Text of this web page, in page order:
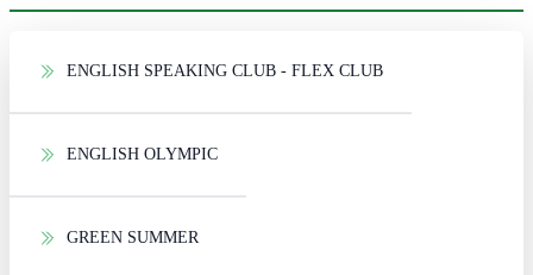
ENGLISH SPEAKING CLUB - FLEX CLUB
ENGLISH OLYMPIC
GREEN SUMMER